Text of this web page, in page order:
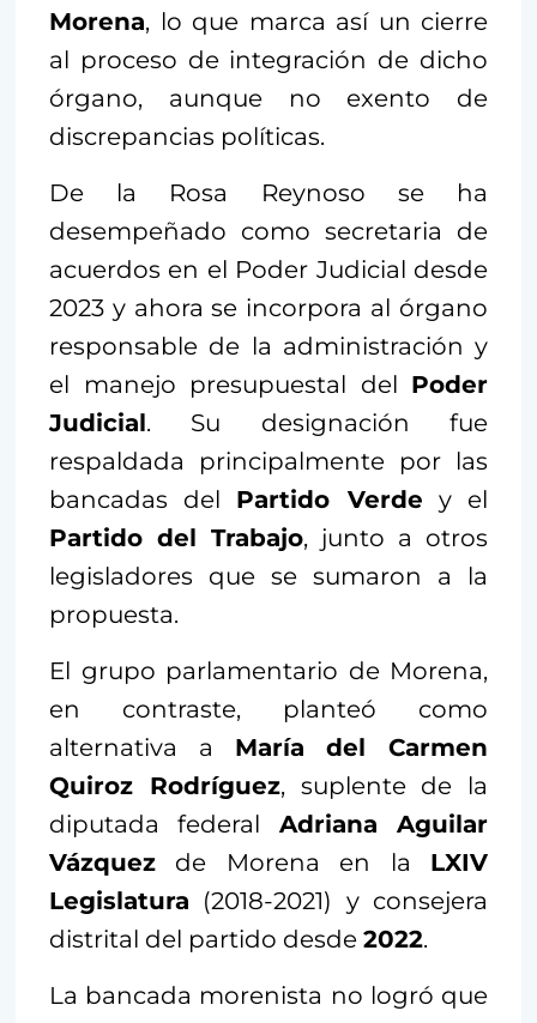
Morena, lo que marca así un cierre
al proceso de integración de dicho
órgano, aunque no exento de
discrepancias políticas.
De la Rosa Reynoso se ha
desempeñado como secretaria de
acuerdos en el Poder Judicial desde
2023 y ahora se incorpora al órgano
responsable de la administración y
el manejo presupuestal del Poder
Judicial. Su designación fue
respaldada principalmente por las
bancadas del Partido Verde y el
Partido del Trabajo, junto a otros
legisladores que se sumaron a la
propuesta.
El grupo parlamentario de Morena,
en contraste, planteó como
alternativa a María del Carmen
Quiroz Rodríguez, suplente de la
diputada federal Adriana Aguilar
Vázquez de Morena en la LXIV
Legislatura (2018-2021) y consejera
distrital del partido desde 2022.
La bancada morenista no logró que